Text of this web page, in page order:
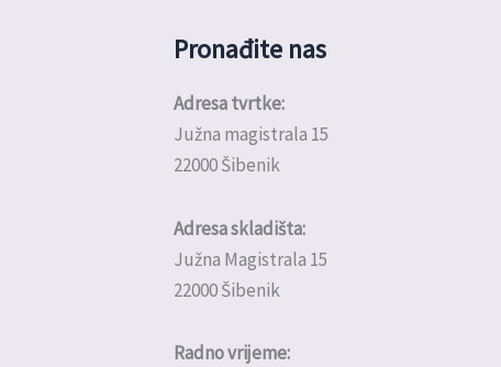
Pronađite nas
Adresa tvrtke:
Južna magistrala 15
22000 Šibenik
Adresa skladišta:
Južna Magistrala 15
22000 Šibenik
Radno vrijeme: